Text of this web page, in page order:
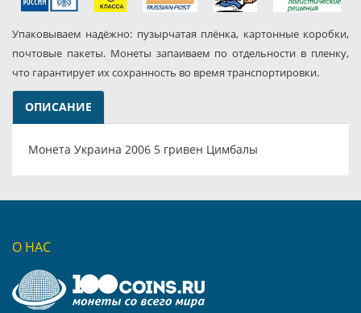
Упаковываем надёжно: пузырчатая плёнка, картонные коробки,
почтовые пакеты. Монеты запаиваем по отдельности в пленку,
что гарантирует их сохранность во время транспортировки.
ОПИСАНИЕ
Монета Украина 2006 5 гривен Цимбалы
О НАС